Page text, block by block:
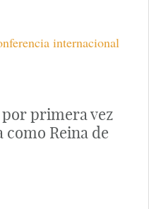
internacional
primera vez
como Reina de